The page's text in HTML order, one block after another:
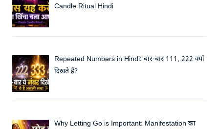
Candle Ritual Hindi
Repeated Numbers in Hindi: बार-बार 111, 222 क्यों
दिखते हैं?
Why Letting Go is Important: Manifestation का